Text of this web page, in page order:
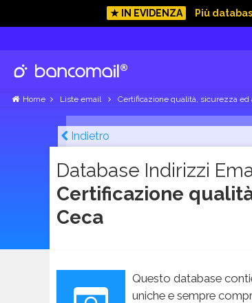
★ IN EVIDENZA Più
Home Liste email Certificazione qualità, sicurezza
Indietro
Database Indirizzi
Certificazione
Ceca
Questo database
uniche e sempre